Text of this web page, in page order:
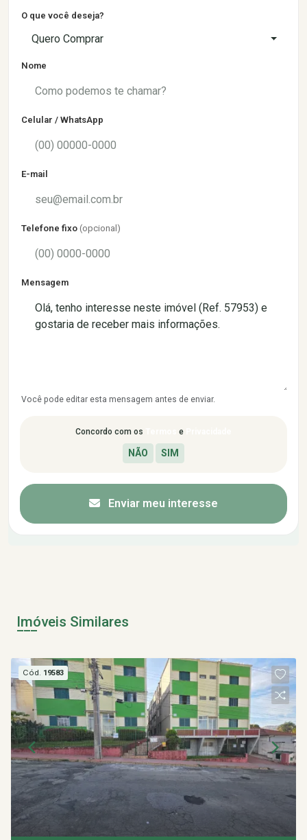
O que você deseja?
Quero Comprar
Nome
Celular / WhatsApp
E-mail
Telefone fixo (opcional)
Mensagem
Você pode editar esta mensagem antes de enviar.
Concordo com os e
Enviar meu interesse
Imóveis Similares
Cód. 19583